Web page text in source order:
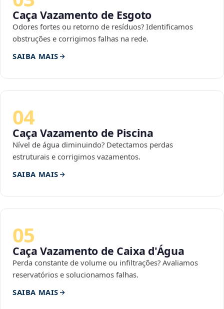
Caça Vazamento de Esgoto
Odores fortes ou retorno de resíduos? Identificamos
obstruções e corrigimos falhas na rede.
SAIBA MAIS
04
Caça Vazamento de Piscina
Nível de água diminuindo? Detectamos perdas
estruturais e corrigimos vazamentos.
SAIBA MAIS
05
Caça Vazamento de Caixa d'Água
Perda constante de volume ou infiltrações? Avaliamos
reservatórios e solucionamos falhas.
SAIBA MAIS